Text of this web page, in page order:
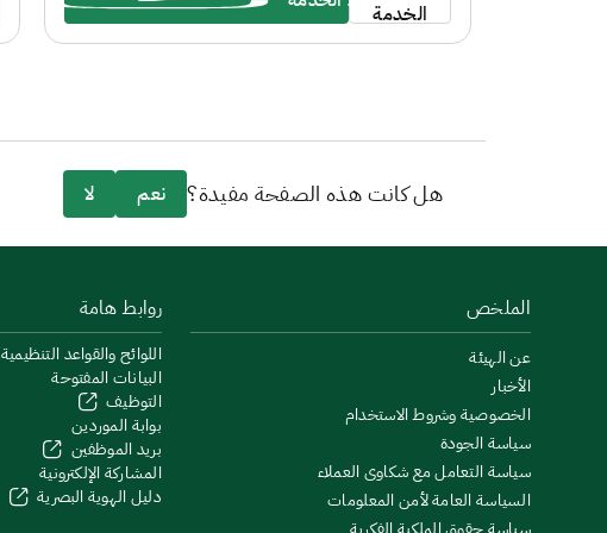
على الجدول الزمني لكل تخصص.
الخدمة
هل كانت هذه الصفحة مفيدة؟ نعم لا
الملخص
عن الهيئة
الأخبار
الخصوصية وشروط الاستخدام
سياسة الجودة
سياسة التعامل مع شكاوى العملاء
السياسة العامة لأمن المعلومات
روابط هامة
اللوائح والقواعد التنظيمية
البيانات المفتوحة
التوظيف
بوابة الموردين
بريد الموظفين
المشاركة الإلكترونية
دليل الهوية البصرية